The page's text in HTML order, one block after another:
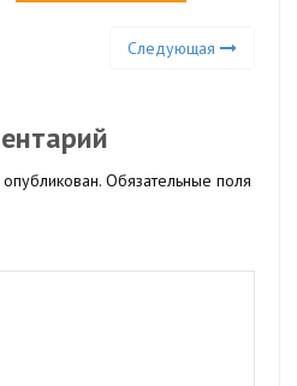
Следующая
Обязательные поля